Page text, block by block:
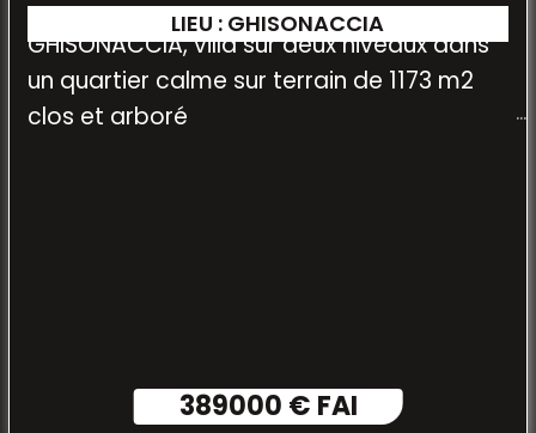
LIEU : GHISONACCIA
GHISONACCIA, villa sur deux niveaux dans
un quartier calme sur terrain de 1173 m2
clos et arboré
389000 € FAI